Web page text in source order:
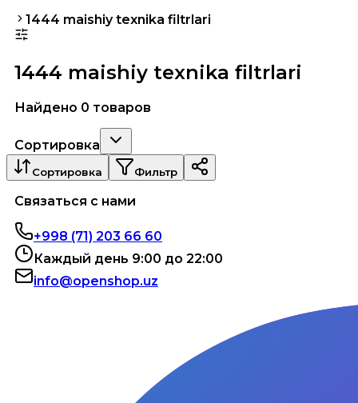
1444 maishiy texnika filtrlari
1444 maishiy texnika filtrlari
Найдено 0 товаров
Сортировка
Сортировка Фильтр
Связаться с нами
+998 (71) 203 66 60
Каждый день 9:00 до 22:00
info@openshop.uz